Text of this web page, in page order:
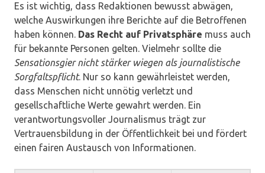
Es ist wichtig, dass Redaktionen bewusst abwägen,
welche Auswirkungen ihre Berichte auf die Betroffenen
haben können. Das Recht auf Privatsphäre muss auch
für bekannte Personen gelten. Vielmehr sollte die
Sensationsgier nicht stärker wiegen als journalistische
Sorgfaltspflicht. Nur so kann gewährleistet werden,
dass Menschen nicht unnötig verletzt und
gesellschaftliche Werte gewahrt werden. Ein
verantwortungsvoller Journalismus trägt zur
Vertrauensbildung in der Öffentlichkeit bei und fördert
einen fairen Austausch von Informationen.